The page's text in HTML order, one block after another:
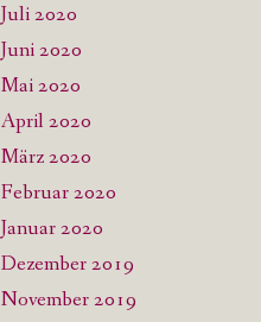
Juli 2020
Juni 2020
Mai 2020
April 2020
März 2020
Februar 2020
Januar 2020
Dezember 2019
November 2019